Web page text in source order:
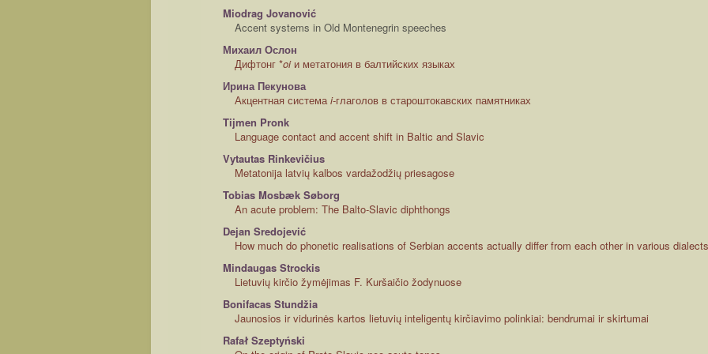
Miodrag Jovanović
Accent systems in Old Montenegrin speeches
Михаил Ослон
Дифтонг *oiи метатония в балтийских языках
Ирина Пекунова
Акцентная системаi-глаголов в староштокавских памятниках
Tijmen Pronk
Language contact and accent shift in Baltic and Slavic
Vytautas Rinkevičius
Metatonija latvių kalbos vardažodžių priesagose
Tobias Mosbæk Søborg
An acute problem: The Balto-Slavic diphthongs
Dejan Sredojević
How much do phonetic realisations of Serbian accents actually differ from each other in various
Mindaugas Strockis
Lietuvių kirčio žymėjimas F. Kuršaičio žodynuose
Bonifacas Stundžia
Jaunosios ir vidurinės kartos lietuvių inteligentų kirčiavimo polinkiai: bendrumai ir skirtumai
Rafał Szeptyński